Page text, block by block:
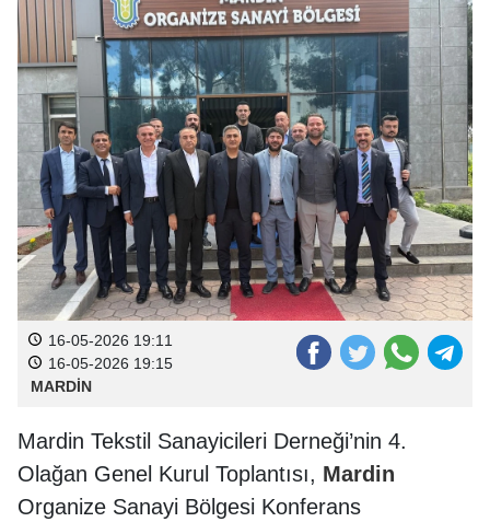
16-05-2026 19:11
16-05-2026 19:15
MARDİN
Mardin Tekstil Sanayicileri Derneği’nin 4.
Olağan Genel Kurul Toplantısı, Mardin
Organize Sanayi Bölgesi Konferans